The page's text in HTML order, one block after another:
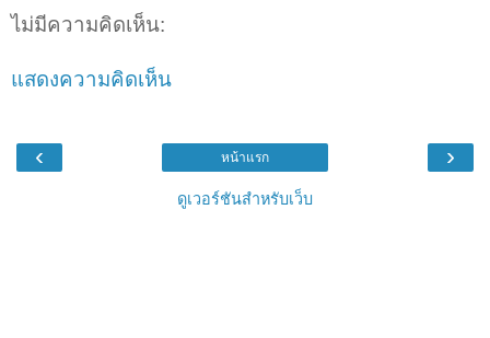
ไม่มีความคิดเห็น:
แสดงความคิดเห็น
‹ ›
หน้าแรก
ดูเวอร์ชันสำหรับเว็บ